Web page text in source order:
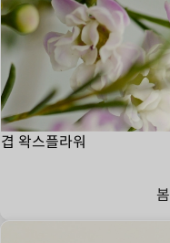
겹 왁스플라워
봄